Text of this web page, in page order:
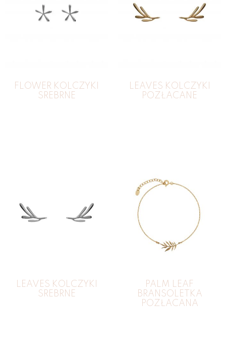
FLOWER KOLCZYKI
SREBRNE
LEAVES KOLCZYKI
POZŁACANE
LEAVES KOLCZYKI
SREBRNE
PALM LEAF
BRANSOLETKA
POZŁACANA